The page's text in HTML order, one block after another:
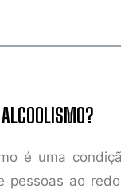
é uma
pessoas ao